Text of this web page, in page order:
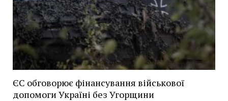
ЄС обговорює фінансування військової
допомоги Україні без Угорщини